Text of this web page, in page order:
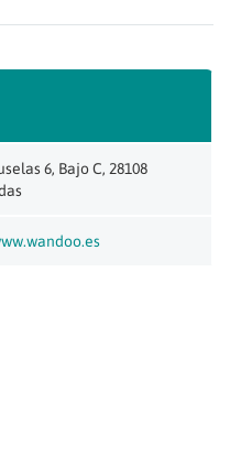
6, Bajo C, 28108